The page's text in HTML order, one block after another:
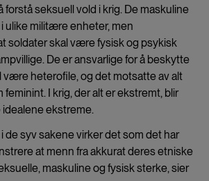
forstå seksuell vold i krig. De maskuline
ulike militære enheter, men
soldater skal være fysisk og psykisk
De er ansvarlige for å beskytte
være heterofile, og det motsatte av alt
I krig, der alt er ekstremt, blir
ekstreme.
de syv sakene virker det som det har
at menn fra akkurat deres etniske
maskuline og fysisk sterke, sier